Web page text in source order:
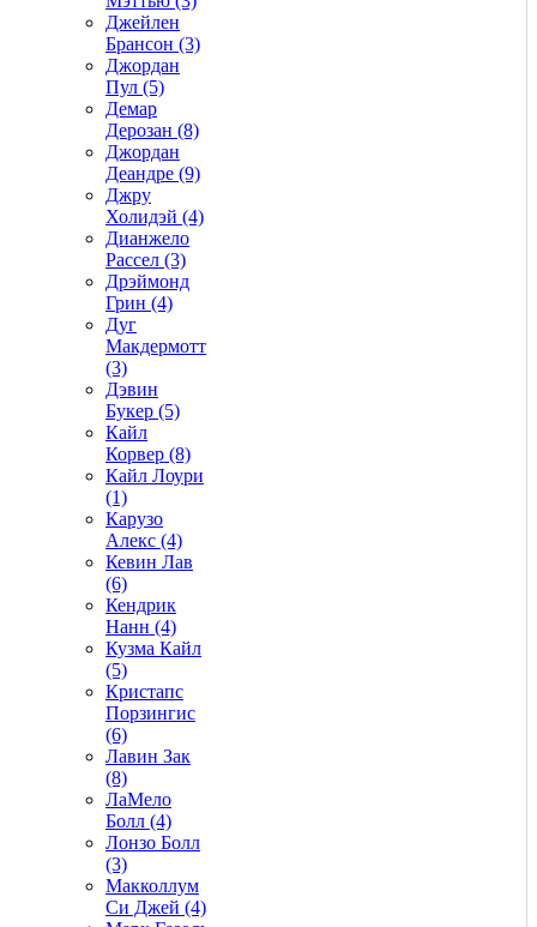
Джейлен
Брансон (3)
Джордан
Пул (5)
Демар
Дерозан (8)
Джордан
Деандре (9)
Джру
Холидэй (4)
Дианжело
Рассел (3)
Дрэймонд
Грин (4)
Дуг
Макдермотт
(3)
Дэвин
Букер (5)
Кайл
Корвер (8)
Кайл Лоури
(1)
Карузо
Алекс (4)
Кевин Лав
(6)
Кендрик
Нанн (4)
Кузма Кайл
(5)
Кристапс
Порзингис
(6)
Лавин Зак
(8)
ЛаМело
Болл (4)
Лонзо Болл
(3)
Макколлум
Си Джей (4)